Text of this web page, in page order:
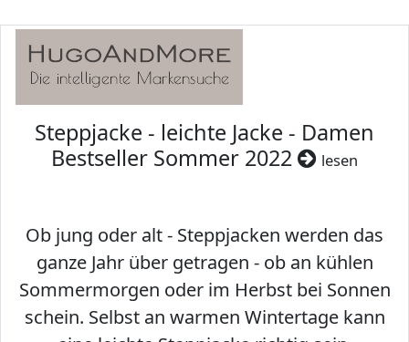
Steppjacke - leichte Jacke - Damen
Bestseller Sommer 2022
lesen
Ob jung oder alt - Steppjacken werden das
ganze Jahr über getragen - ob an kühlen
Sommermorgen oder im Herbst bei Sonnen
schein. Selbst an warmen Wintertage kann